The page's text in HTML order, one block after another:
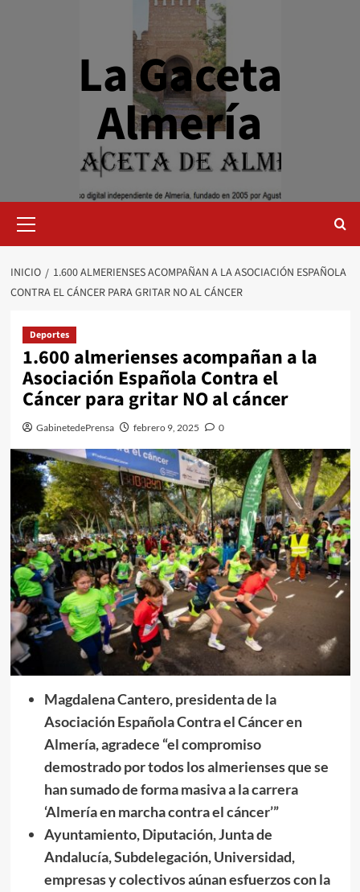
La Gaceta
Almería
primario
INICIO
1.600 ALMERIENSES ACOMPAÑAN A LA ASOCIACIÓN ESPAÑOLA
CONTRA EL CÁNCER PARA GRITAR NO AL CÁNCER
Deportes
1.600 almerienses acompañan a la
Asociación Española Contra el
Cáncer para gritar NO al cáncer
GabinetedePrensa febrero 9, 2025 0
Magdalena Cantero, presidenta de la
Asociación Española Contra el Cáncer en
Almería, agradece “el compromiso
demostrado por todos los almerienses que se
han sumado de forma masiva a la carrera
‘Almería en marcha contra el cáncer’”
Ayuntamiento, Diputación, Junta de
Andalucía, Subdelegación, Universidad,
empresas y colectivos aúnan esfuerzos con la